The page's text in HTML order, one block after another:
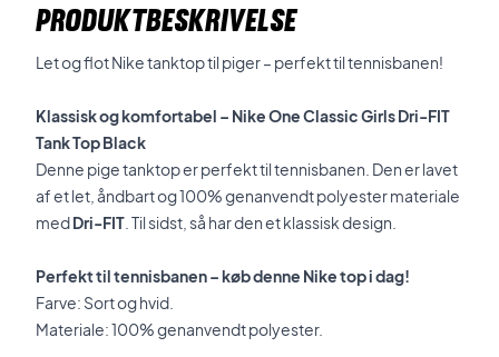
PRODUKTBESKRIVELSE
Let og flot Nike tanktop til piger – perfekt til tennisbanen!
Klassisk og komfortabel – Nike One Classic Girls Dri-FIT
Tank Top Black
Denne pige tanktop er perfekt til tennisbanen. Den er lavet
af et let, åndbart og 100% genanvendt polyester materiale
medDri-FIT . Til sidst, så har den et klassisk design.
Perfekt til tennisbanen – køb denne Nike top i dag!
Farve: Sort og hvid.
Materiale: 100% genanvendt polyester.